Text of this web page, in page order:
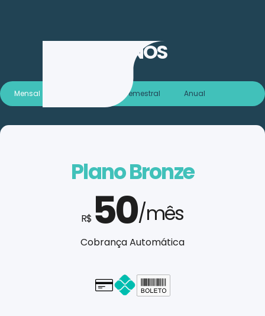
PLANOS
Mensal Semestral Anual
Plano Bronze
R$ 50/mês
Cobrança Automática
Cartão - em até 1x